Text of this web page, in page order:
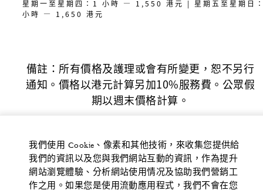
星期一至星期四：1 小時 — 1,550 港元 | 星期五至星期日
小時 — 1,650 港元
備註：所有價格及護理或會有所變更，恕不另行
通知。價格以港元計算另加10%服務費。公眾假
期以週末價格計算。
我們使用 Cookie、像素和其他技術，來收集您提供給
我們的資訊以及您與我們網站互動的資訊，作為提升
網站瀏覽體驗、分析網站使用情况及協助我們營銷工
作之用。如果您是使用流動應用程式，我們不會在您